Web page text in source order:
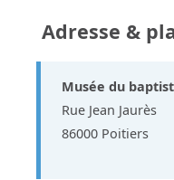
Adresse &
Musée du
Rue Jean Jaurès
86000 Poitiers